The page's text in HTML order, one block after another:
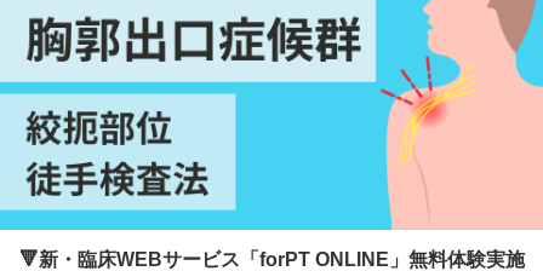
🔻新・臨床WEBサービス「forPT ONLINE」無料体験実施